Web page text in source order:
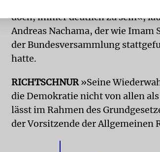
doch, immer deutlich zu sein«,
Andreas Nachama, der wie Imam
der Bundesversammlung
hatte.
RICHTSCHNUR»Seine
die Demokratie nicht von allen
lässt im Rahmen des
der Vorsitzende der Allgemeinen